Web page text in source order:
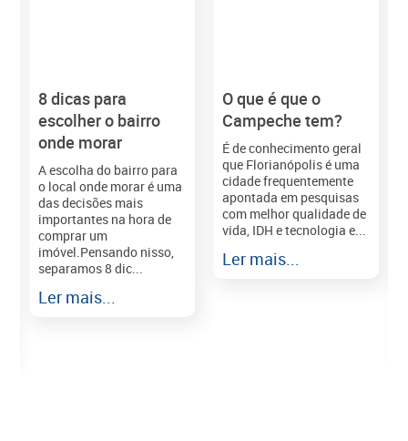
8 dicas para
escolher o bairro
onde morar
A escolha do bairro para
o local onde morar é uma
das decisões mais
importantes na hora de
comprar um
imóvel.Pensando nisso,
separamos 8 dic...
Ler mais...
O que é que o
Campeche tem?
É de conhecimento geral
que Florianópolis é uma
cidade frequentemente
apontada em pesquisas
com melhor qualidade de
vida, IDH e tecnologia e...
Ler mais...